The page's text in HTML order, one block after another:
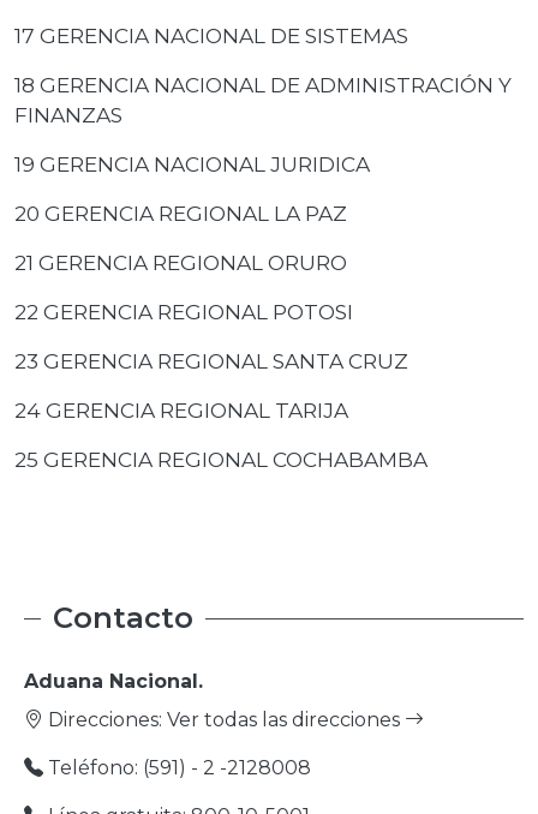
17 GERENCIA NACIONAL DE SISTEMAS
18 GERENCIA NACIONAL DE ADMINISTRACIÓN Y
FINANZAS
19 GERENCIA NACIONAL JURIDICA
20 GERENCIA REGIONAL LA PAZ
21 GERENCIA REGIONAL ORURO
22 GERENCIA REGIONAL POTOSI
23 GERENCIA REGIONAL SANTA CRUZ
24 GERENCIA REGIONAL TARIJA
25 GERENCIA REGIONAL COCHABAMBA
Contacto
Aduana Nacional.
Direcciones: Ver todas las direcciones
Teléfono: (591) - 2 -2128008